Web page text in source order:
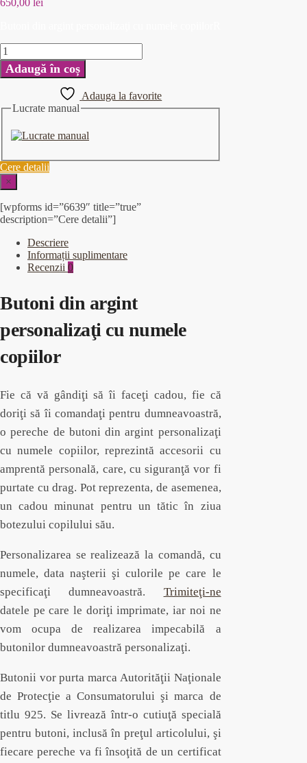
650,00 lei
Adaugă în coș
Adauga la favorite
Lucrate manual
Cere detalii
×
[wpforms id=”6639″ title=”true”
description=”Cere detalii”]
Descriere
Informații suplimentare
Recenzii 0
Butoni din argint
personalizaţi cu numele
copiilor
Fie că vă gândiţi să îi faceţi cadou, fie că
doriţi să îi comandaţi pentru dumneavoastră,
o pereche de butoni din argint personalizaţi
cu numele copiilor, reprezintă accesorii cu
amprentă personală, care, cu siguranţă vor fi
purtate cu drag. Pot reprezenta, de asemenea,
un cadou minunat pentru un tătic în ziua
botezului copilului său.
Personalizarea se realizează la comandă, cu
numele, data naşterii şi culorile pe care le
specificaţi dumneavoastră. Trimiteţi-ne
datele pe care le doriţi imprimate, iar noi ne
vom ocupa de realizarea impecabilă a
butonilor dumneavoastră personalizaţi.
Butonii vor purta marca Autorităţii Naţionale
de Protecţie a Consumatorului şi marca de
titlu 925. Se livrează într-o cutiuţă specială
pentru butoni, inclusă în preţul articolului, şi
fiecare pereche va fi însoţită de un certificat